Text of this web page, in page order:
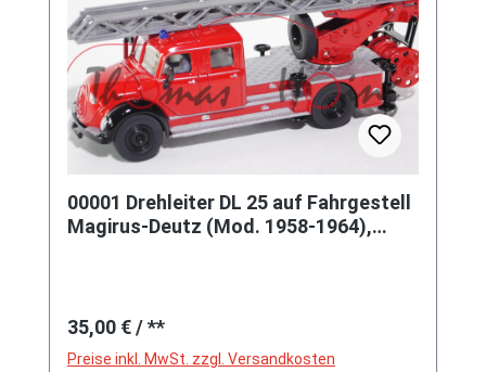
00001 Drehleiter DL 25 auf Fahrgestell
Magirus-Deutz (Mod. 1958-1964),
Regulärer Preis:
35,00 €/ **
Preise inkl. MwSt. zzgl. Versandkosten